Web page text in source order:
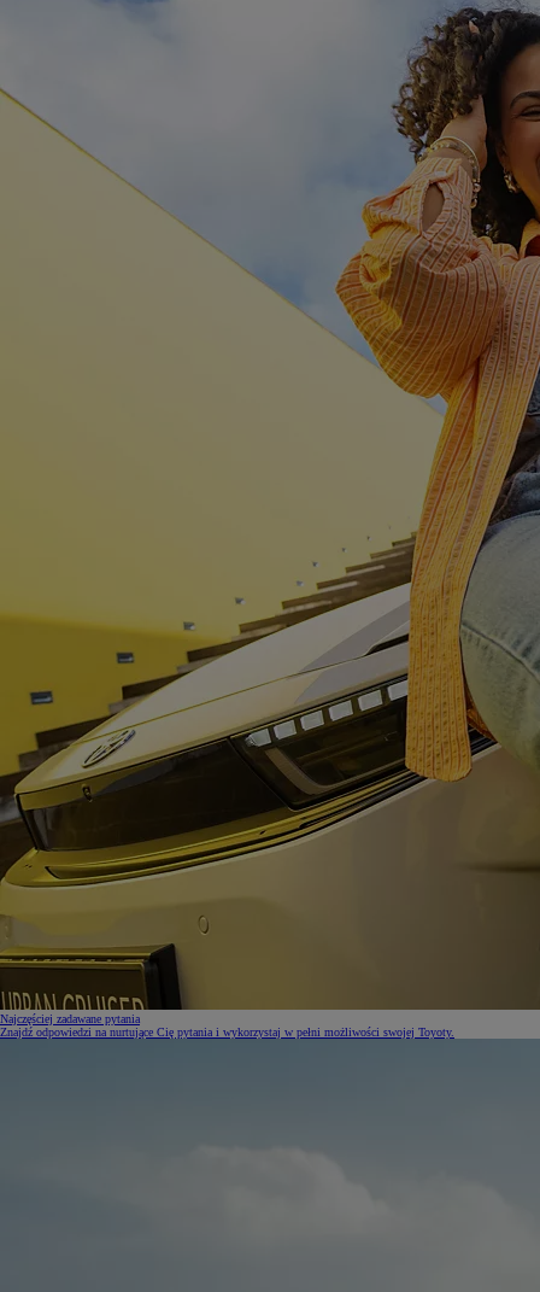
Najczęściej zadawane pytania
Znajdź odpowiedzi na nurtujące Cię pytania i wykorzystaj w pełni możliwości swojej Toyoty.